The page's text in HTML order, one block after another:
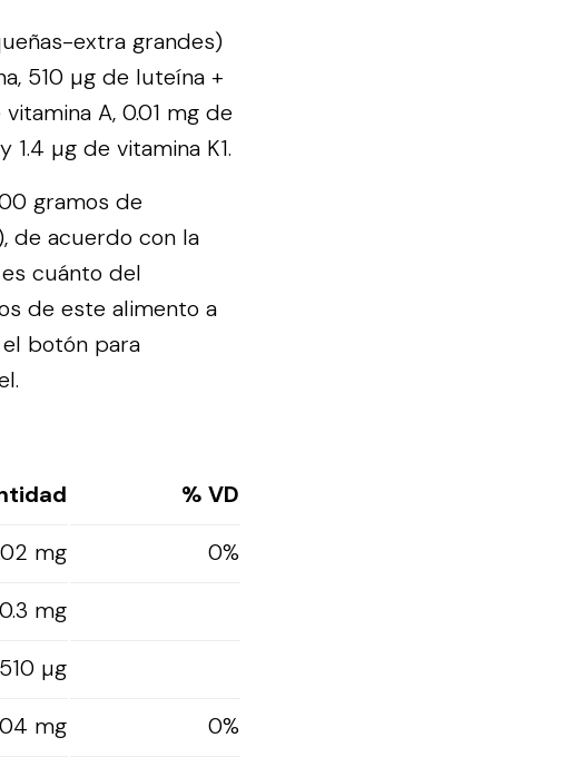
extra grandes)
510 µg de luteína +
A, 0.01 mg de
1.4 µg de vitamina K1.
gramos de
de acuerdo con la
cuánto del
de este alimento a
el botón para
% VD
mg
0%
mg
510 µg
mg
0%